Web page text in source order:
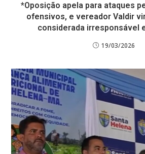
*Oposição apela para ataques
ofensivos, e vereador Valdir
considerada irresponsável
19/03/2026